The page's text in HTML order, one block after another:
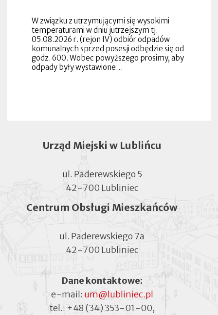
W związku z utrzymującymi się wysokimi
temperaturami w dniu jutrzejszym tj.
05.08.2026 r. (rejon IV) odbiór odpadów
komunalnych sprzed posesji odbędzie się od
godz. 600. Wobec powyższego prosimy, aby
odpady były wystawione…
Urząd Miejski w Lublińcu
ul. Paderewskiego 5
42-700 Lubliniec
Centrum Obsługi Mieszkańców
ul. Paderewskiego 7a
42-700 Lubliniec
Dane kontaktowe:
e-mail: um@lubliniec.pl
tel.: +48 (34) 353-01-00,